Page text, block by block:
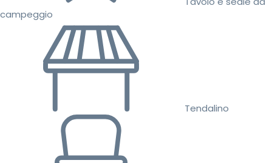
campeggio
Tendalino